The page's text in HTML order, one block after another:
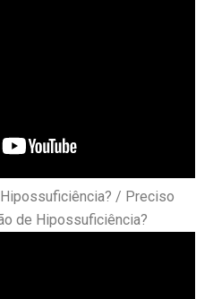
/ Preciso
de Hipossuficiência?